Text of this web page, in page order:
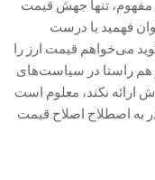
مفهوم، تنها جهش قیمت
فهمید یا درست
می‌خواهم قیمت ارز را
هم راستا در سیاست‌های
ارائه نکند، معلوم است
به اصطلاح اصلاح قیمت